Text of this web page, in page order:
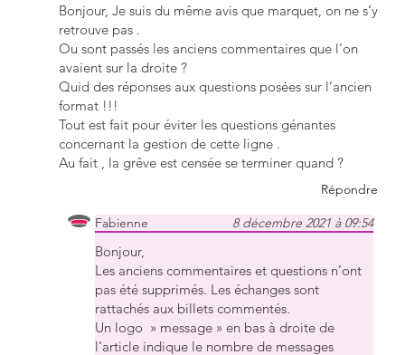
Bonjour, Je suis du même avis que marquet, on ne s’y
retrouve pas .
Ou sont passés les anciens commentaires que l’on
avaient sur la droite ?
Quid des réponses aux questions posées sur l’ancien
format !!!
Tout est fait pour éviter les questions génantes
concernant la gestion de cette ligne .
Au fait , la grêve est censée se terminer quand ?
Répondre
Fabienne 8 décembre 2021 à 09:54
Bonjour,
Les anciens commentaires et questions n’ont
pas été supprimés. Les échanges sont
rattachés aux billets commentés.
Un logo » message » en bas à droite de
l’article indique le nombre de messages